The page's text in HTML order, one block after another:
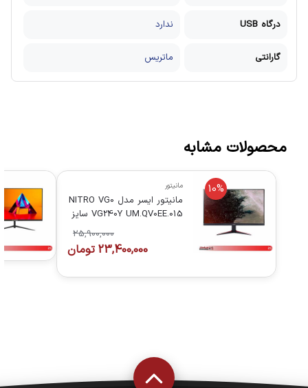
درگاه USB ندارد
گارانتی ماتریس
محصولات مشابه
10% مانیتور
مانیتور ایسر مدل NITRO VG0
VG240Y UM.QV0EE.015 سایز
25,900,000
23,400,000 تومان